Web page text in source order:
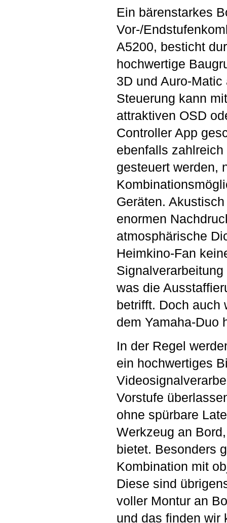
Ein bärenstarkes
Vor-/
A5200, besticht
hochwertige
3D und Auro-
Steuerung kann
attraktiven OSD
Controller App
ebenfalls
gesteuert werden,
Geräten.
enormen
atmosphärische
Heimkino-Fan
was die
betrifft. Doch auch
dem Yamaha-Duo
In der Regel
ein hochwertiges
Vorstufe
ohne spürbare
Werkzeug an
bietet. Besonders
Kombination mit
Diese sind
voller Montur an
und das finden wir